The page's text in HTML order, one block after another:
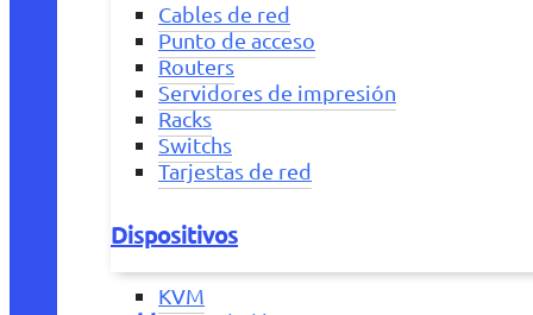
Cables de red
Punto de acceso
Routers
Servidores de impresión
Racks
Switchs
Tarjestas de red
Dispositivos
KVM